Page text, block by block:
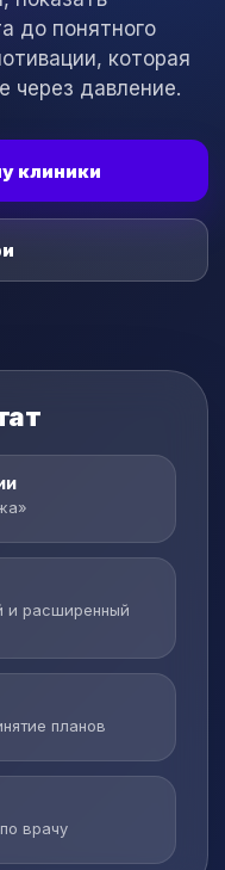
до понятного
которая
через давление.
клиники
и расширенный
планов
врачу